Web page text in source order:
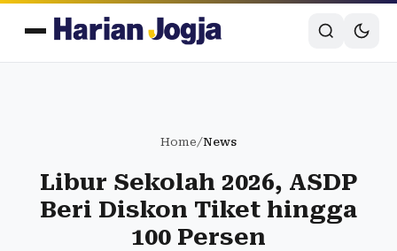
Home/News
Libur Sekolah 2026, ASDP
Beri Diskon Tiket hingga
100 Persen